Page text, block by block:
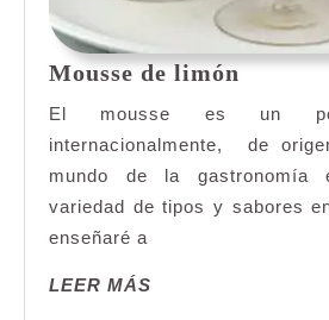
Mousse de limónMousse
limón
El mousse es un
internacionalmente, de
mundo de la gastronomía
variedad de tipos y sabores
enseñaré a
LEER MÁS